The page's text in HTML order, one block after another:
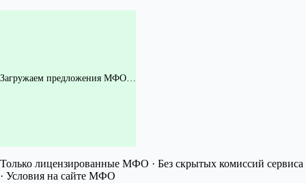
Загружаем предложения МФО…
Только лицензированные МФО · Без скрытых комиссий сервиса
· Условия на сайте МФО